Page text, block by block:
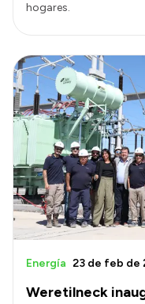
hogares.
Weretilneck
Energía 23 de feb de